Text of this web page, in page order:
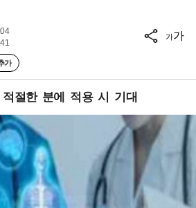
가
가가
절한 분에 적용 시 기대